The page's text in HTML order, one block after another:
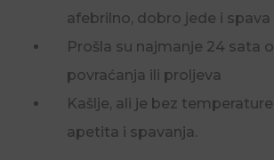
afebrilno, dobro jede i spava
Prošla su najmanje 24 sata
povraćanja ili proljeva
Kašlje, ali je bez
apetita i spavanja.